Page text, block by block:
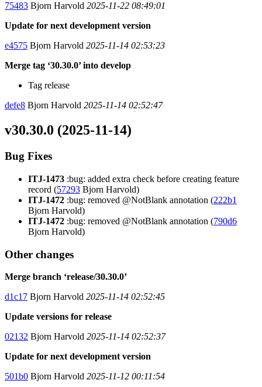
75483 Bjorn Harvold 2025-11-22 08:49:01
Update for next development version
e4575 Bjorn Harvold 2025-11-14 02:53:23
Merge tag ‘30.30.0’ into develop
Tag release
defe8 Bjorn Harvold 2025-11-14 02:52:47
v30.30.0 (2025-11-14)
Bug Fixes
ITJ-1473 :bug: added extra check before creating feature
record (57293 Bjorn Harvold)
ITJ-1472 :bug: removed @NotBlank annotation (222b1
Bjorn Harvold)
ITJ-1472 :bug: removed @NotBlank annotation (790d6
Bjorn Harvold)
Other changes
Merge branch ‘release/30.30.0’
d1c17 Bjorn Harvold 2025-11-14 02:52:45
Update versions for release
02132 Bjorn Harvold 2025-11-14 02:52:37
Update for next development version
501b0 Bjorn Harvold 2025-11-12 00:11:54